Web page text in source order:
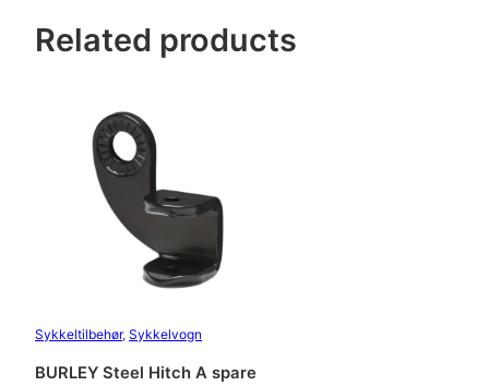
Related products
Sykkeltilbehør, Sykkelvogn
BURLEY Steel Hitch A spare